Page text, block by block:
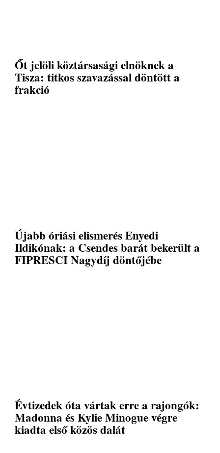
Őt jelöli köztársasági elnöknek a
Tisza: titkos szavazással döntött a
frakció
Újabb óriási elismerés Enyedi
Ildikónak: a Csendes barát bekerült a
FIPRESCI Nagydíj döntőjébe
Évtizedek óta vártak erre a rajongók:
Madonna és Kylie Minogue végre
kiadta első közös dalát